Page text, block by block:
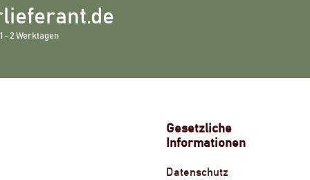
- 2 Werktagen
Gesetzliche
Informationen
Datenschutz